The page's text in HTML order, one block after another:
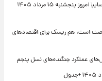
تغییر تند قیمت محصولات ایران‌خودرو و سایپا امروز پنجشنبه ۱۵ مرداد ۱۴۰۵
است، هم ریسک برای اقتصادهای